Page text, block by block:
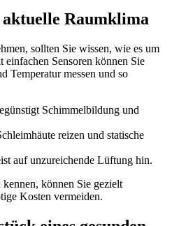
aktuelle Raumklima
sollten Sie wissen, wie es um
Sensoren können Sie
Temperatur messen und so
Schimmelbildung und
reizen und statische
auf unzureichende Lüftung hin.
können Sie gezielt
Kosten vermeiden.